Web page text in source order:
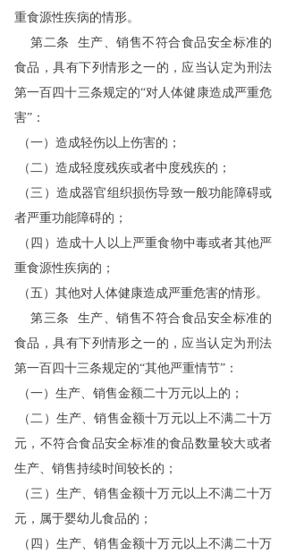
重食源性疾病的情形。
第二条 生产、销售不符合食品安全标准的
食品，具有下列情形之一的，应当认定为刑法
第一百四十三条规定的“对人体健康造成严重危
害”：
（一）造成轻伤以上伤害的；
（二）造成轻度残疾或者中度残疾的；
（三）造成器官组织损伤导致一般功能障碍或
者严重功能障碍的；
（四）造成十人以上严重食物中毒或者其他严
重食源性疾病的；
（五）其他对人体健康造成严重危害的情形。
第三条 生产、销售不符合食品安全标准的
食品，具有下列情形之一的，应当认定为刑法
第一百四十三条规定的“其他严重情节”：
（一）生产、销售金额二十万元以上的；
（二）生产、销售金额十万元以上不满二十万
元，不符合食品安全标准的食品数量较大或者
生产、销售持续时间较长的；
（三）生产、销售金额十万元以上不满二十万
元，属于婴幼儿食品的；
（四）生产、销售金额十万元以上不满二十万